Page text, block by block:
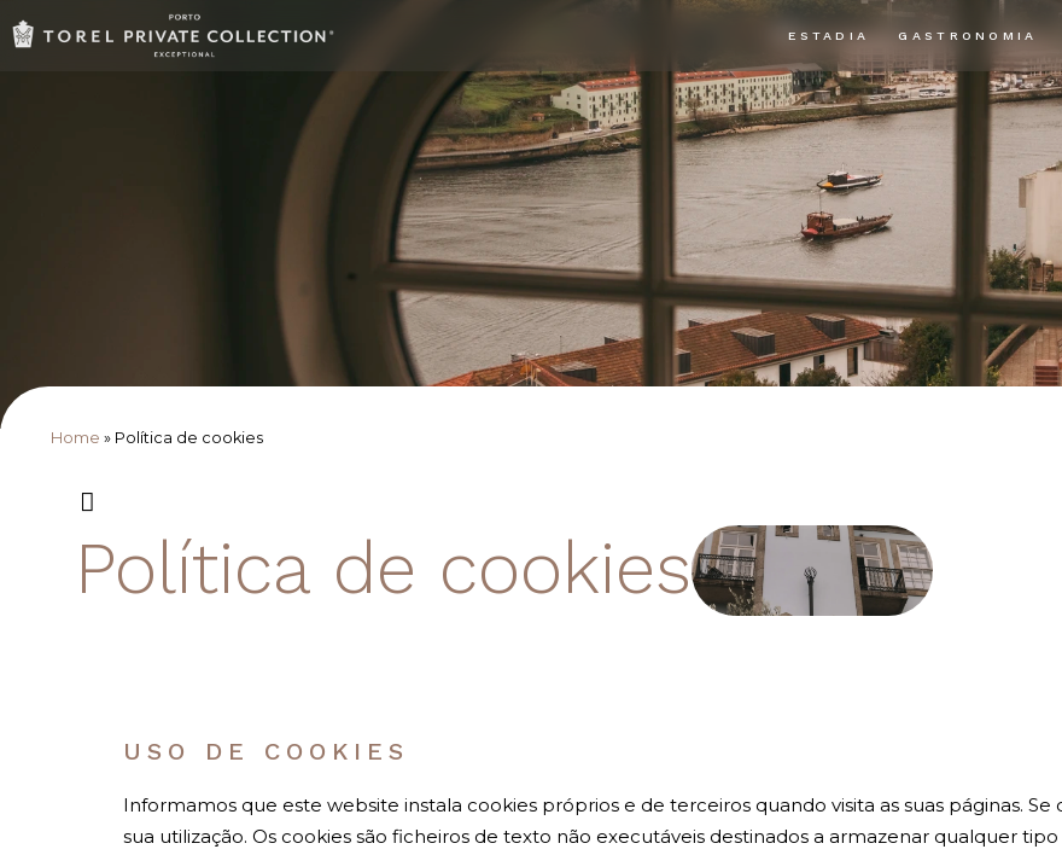
ESTADIA GASTRONOMIA
Home » Política de cookies
Política de cookies
USO DE COOKIES
Informamos que este website instala cookies próprios e de terceiros quando visita as suas páginas.
sua utilização. Os cookies são ficheiros de texto não executáveis destinados a armazenar qualquer